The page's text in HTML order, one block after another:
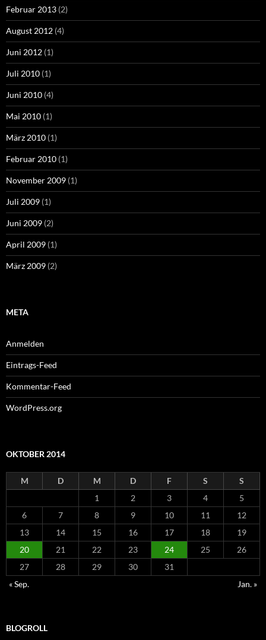
Februar 2013 (2)
August 2012 (4)
Juni 2012 (1)
Juli 2010 (1)
Juni 2010 (4)
Mai 2010 (1)
März 2010 (1)
Februar 2010 (1)
November 2009 (1)
Juli 2009 (1)
Juni 2009 (2)
April 2009 (1)
März 2009 (2)
META
Anmelden
Eintrags-Feed
Kommentar-Feed
WordPress.org
OKTOBER 2014
M D M D F S
S
1
2 3 4
5
6
7 8 9 10 11
12
13
14 15 16 17 18
19
20
21 22 23 24 25
26
27
28 29 30
31
« Sep.
Jan. »
BLOGROLL